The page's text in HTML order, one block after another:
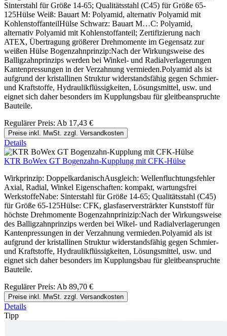
Sinterstahl für Größe 14-65; Qualitätsstahl (C45) für Größe 65-
125Hülse Weiß: Bauart M: Polyamid, alternativ Polyamid mit
KohlenstoffanteilHülse Schwarz: Bauart M…C: Polyamid,
alternativ Polyamid mit Kohlenstoffanteil; Zertifizierung nach
ATEX, Übertragung größerer Drehmomente im Gegensatz zur
weißen Hülse Bogenzahnprinzip:Nach der Wirkungsweise des
Balligzahnprinzips werden bei Winkel- und Radialverlagerungen
Kantenpressungen in der Verzahnung vermieden.Polyamid als ist
aufgrund der kristallinen Struktur widerstandsfähig gegen Schmier-
und Kraftstoffe, Hydraulikflüssigkeiten, Lösungsmittel, usw. und
eignet sich daher besonders im Kupplungsbau für gleitbeanspruchte
Bauteile.
Regulärer Preis: Ab 17,43 €
Preise inkl. MwSt. zzgl. Versandkosten
Details
KTR BoWex GT Bogenzahn-Kupplung mit CFK-Hülse
Wirkprinzip: DoppelkardanischAusgleich: Wellenfluchtungsfehler
Axial, Radial, Winkel Eigenschaften: kompakt, wartungsfrei
WerkstoffeNabe: Sinterstahl für Größe 14-65; Qualitätsstahl (C45)
für Größe 65-125Hülse: CFK, glasfaserversträrkter Kunststoff für
höchste Drehmomente Bogenzahnprinizip:Nach der Wirkungsweise
des Balligzahnprinzips werden bei Wikel- und Radialverlagerungen
Kantenpressungen in der Verzahnung vermieden.Polyamid als ist
aufgrund der kristallinen Struktur widerstandsfähig gegen Schmier-
und Kraftstoffe, Hydraulikflüssigkeiten, Lösungsmittel, usw. und
eignet sich daher besonders im Kupplungsbau für gleitbeanspruchte
Bauteile.
Regulärer Preis: Ab 89,70 €
Preise inkl. MwSt. zzgl. Versandkosten
Details
Tipp